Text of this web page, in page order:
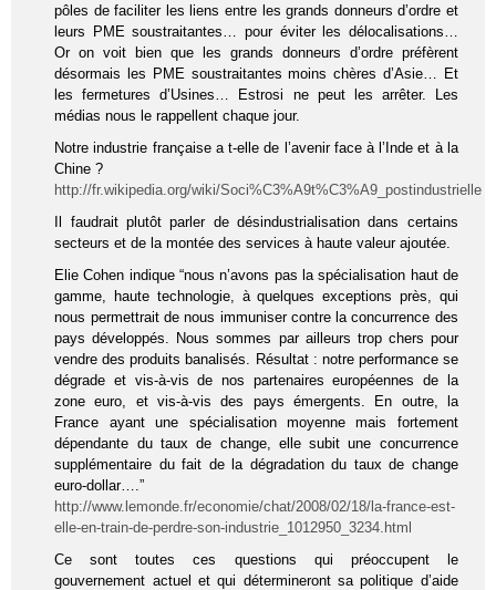
pôles de faciliter les liens entre les grands donneurs d’ordre et
leurs PME soustraitantes… pour éviter les délocalisations…
Or on voit bien que les grands donneurs d’ordre préfèrent
désormais les PME soustraitantes moins chères d’Asie… Et
les fermetures d’Usines… Estrosi ne peut les arrêter. Les
médias nous le rappellent chaque jour.
Notre industrie française a t-elle de l’avenir face à l’Inde et à la
Chine ?
http://fr.wikipedia.org/wiki/Soci%C3%A9t%C3%A9_postindustrielle
Il faudrait plutôt parler de désindustrialisation dans certains
secteurs et de la montée des services à haute valeur ajoutée.
Elie Cohen indique “nous n’avons pas la spécialisation haut de
gamme, haute technologie, à quelques exceptions près, qui
nous permettrait de nous immuniser contre la concurrence des
pays développés. Nous sommes par ailleurs trop chers pour
vendre des produits banalisés. Résultat : notre performance se
dégrade et vis-à-vis de nos partenaires européennes de la
zone euro, et vis-à-vis des pays émergents. En outre, la
France ayant une spécialisation moyenne mais fortement
dépendante du taux de change, elle subit une concurrence
supplémentaire du fait de la dégradation du taux de change
euro-dollar….”
http://www.lemonde.fr/economie/chat/2008/02/18/la-france-est-
elle-en-train-de-perdre-son-industrie_1012950_3234.html
Ce sont toutes ces questions qui préoccupent le
gouvernement actuel et qui détermineront sa politique d’aide